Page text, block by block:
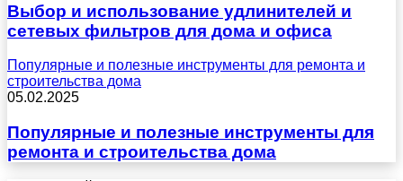
Выбор и использование удлинителей и
сетевых фильтров для дома и офиса
Популярные и полезные инструменты для ремонта и
строительства дома
05.02.2025
Популярные и полезные инструменты для
ремонта и строительства дома